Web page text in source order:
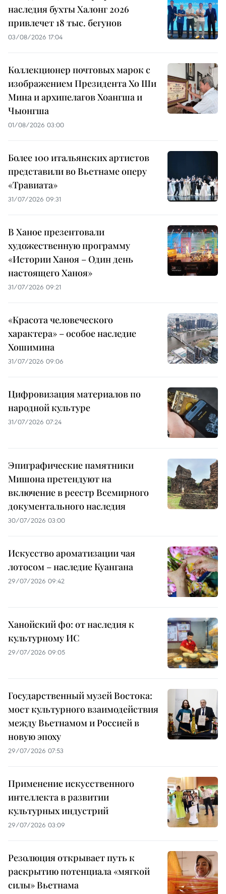
наследия бухты Халонг 2026
привлечет 18 тыс. бегунов
03/08/2026 17:04
Коллекционер почтовых марок с
изображением Президента Хо Ши
Мина и архипелагов Хоангша и
Чыонгша
01/08/2026 03:00
Более 100 итальянских артистов
представили во Вьетнаме оперу
«Травиата»
31/07/2026 09:31
В Ханое презентовали
художественную программу
«Истории Ханоя – Один день
настоящего Ханоя»
31/07/2026 09:21
«Красота человеческого
характера» – особое наследие
Хошимина
31/07/2026 09:06
Цифровизация материалов по
народной культуре
31/07/2026 07:24
Эпиграфические памятники
Мишона претендуют на
включение в реестр Всемирного
документального наследия
30/07/2026 03:00
Искусство ароматизации чая
лотосом – наследие Куангана
29/07/2026 09:42
Ханойский фо: от наследия к
культурному ИС
29/07/2026 09:05
Государственный музей Востока:
мост культурного взаимодействия
между Вьетнамом и Россией в
новую эпоху
29/07/2026 07:53
Применение искусственного
интеллекта в развитии
культурных индустрий
29/07/2026 03:09
Резолюция открывает путь к
раскрытию потенциала «мягкой
силы» Вьетнама